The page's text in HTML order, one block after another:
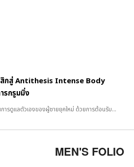
สิกสู่ Antithesis Intense Body
รกรูมมิ่ง
รดูแลตัวเองของผู้ชายยุคใหม่ ด้วยการต้อนรับ...
MEN'S FOLIO